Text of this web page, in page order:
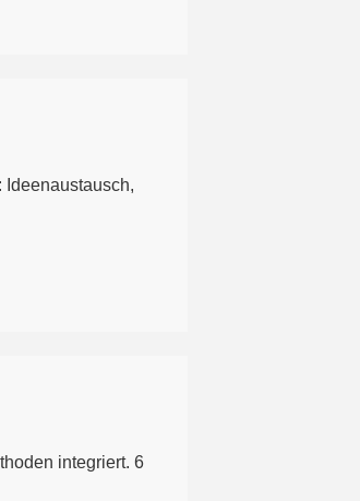
Ideenaustausch,
integriert. 6